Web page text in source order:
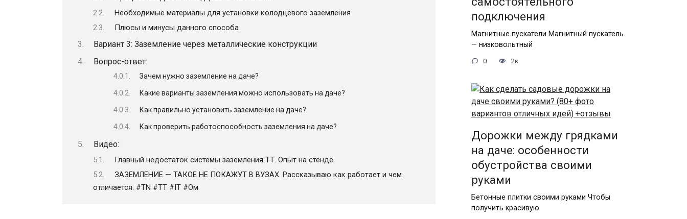
Необходимые материалы для установки колодцевого заземления
Плюсы и минусы данного способа
Вариант 3: Заземление через металлические конструкции
Вопрос-ответ:
Зачем нужно заземление на даче?
Какие варианты заземления можно использовать на даче?
Как правильно установить заземление на даче?
Как проверить работоспособность заземления на даче?
Видео:
Главный недостаток системы заземления ТТ. Опыт на стенде
ЗАЗЕМЛЕНИЕ — ТАКОЕ НЕ ПОКАЖУТ В ВУЗАХ. Рассказываю как работает и чем
отличается. #TN #TT #IT #Ом
подключения
Магнитные пускатели Магнитный пускатель
— низковольтный
0 2к.
Дорожки между грядками
на даче: особенности
обустройства своими
руками
Бетонные плитки своими руками Чтобы
получить красивую